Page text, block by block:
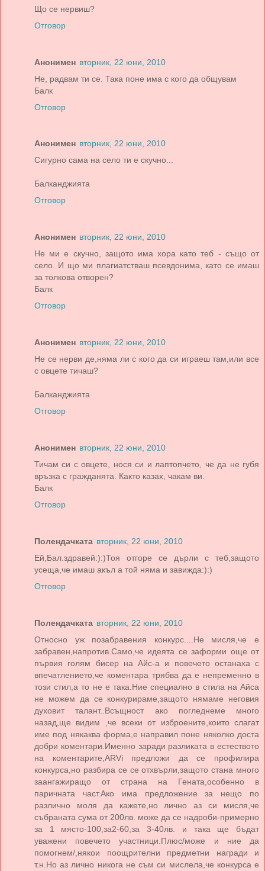
Що се нервиш?
Отговор
Анонимен вторник, 22 юни, 2010
Не, радвам ти се. Така поне има с кого да общувам
Балк
Отговор
Анонимен вторник, 22 юни, 2010
Сигурно сама на село ти е скучно...
Балканджията
Отговор
Анонимен вторник, 22 юни, 2010
Не ми е скучно, защото има хора като теб - също от
село. И що ми плагиатстваш псевдонима, като се имаш
за толкова отворен?
Балк
Отговор
Анонимен вторник, 22 юни, 2010
Не се нерви де,няма ли с кого да си играеш там,или все
с овцете тичаш?
Балканджията
Отговор
Анонимен вторник, 22 юни, 2010
Тичам си с овцете, нося си и лаптопчето, че да не губя
връзка с гражданята. Както казах, чакам ви.
Балк
Отговор
Полендачката вторник, 22 юни, 2010
Eй,Бал.здравей:):)Тоя отгоре се дърли с теб,защото
усеща,че имаш акъл а той няма и завижда:):)
Отговор
Полендачката вторник, 22 юни, 2010
Относно уж позабравения конкурс....Не мисля,че е
забравен,напротив.Само,че идеята се заформи още от
първия голям бисер на Айс-а и повечето останаха с
впечатлението,че коментара трябва да е непременно в
този стил,а то не е така.Ние специално в стила на Айса
не можем да се конкурираме,защото нямаме неговия
духовит талант..Всъщност ако погледнеме много
назад,ще видим ,че всеки от изброените,които слагат
име под някаква форма,е направил поне няколко доста
добри коментари.Именно заради разликата в естеството
на коментарите,ARVi предложи да се профилира
конкурса,но разбира се се отхвърли,защото стана много
заангажиращо от страна на Гената,особенно в
паричната част.Ако има предложение за нещо по
различно моля да кажете,но лично аз си мисля,че
събраната сума от 200лв. може да се надроби-примерно
за 1 място-100,за2-60,за 3-40лв. и така ще бъдат
уважени повечето участници.Плюс/може и ние да
помогнем/,някои поощрителни предметни награди и
т.н.Но аз лично никога не съм си мислела,че конкурса е